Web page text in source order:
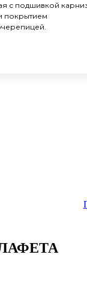
с подшивкой
покрытием